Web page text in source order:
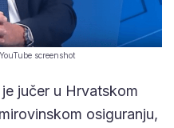
screenshot
jučer u Hrvatskom
osiguranju,